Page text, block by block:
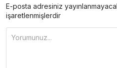
E-posta adresiniz
işaretlenmişlerdir